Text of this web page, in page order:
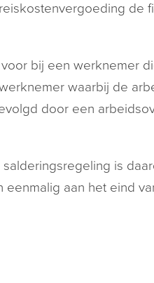
de
bij een werknemer
waarbij de
door een
is
aan het eind